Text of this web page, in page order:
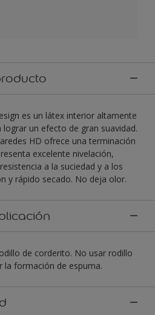
es un látex interior altamente
un efecto de gran suavidad.
HD ofrece una terminación
excelente nivelación,
a la suciedad y a los
y rápido secado. No deja olor.
de corderito. No usar rodillo
la formación de espuma.